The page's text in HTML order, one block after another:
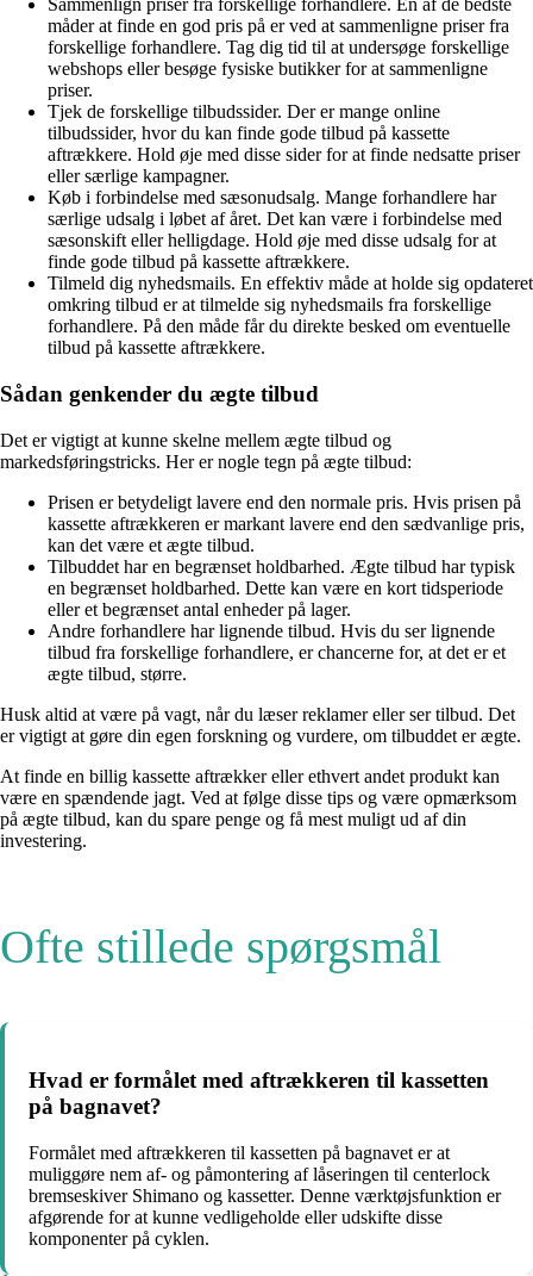
Sammenlign priser fra forskellige forhandlere. En af de bedste
måder at finde en god pris på er ved at sammenligne priser fra
forskellige forhandlere. Tag dig tid til at undersøge forskellige
webshops eller besøge fysiske butikker for at sammenligne
priser.
Tjek de forskellige tilbudssider. Der er mange online
tilbudssider, hvor du kan finde gode tilbud på kassette
aftrækkere. Hold øje med disse sider for at finde nedsatte priser
eller særlige kampagner.
Køb i forbindelse med sæsonudsalg. Mange forhandlere har
særlige udsalg i løbet af året. Det kan være i forbindelse med
sæsonskift eller helligdage. Hold øje med disse udsalg for at
finde gode tilbud på kassette aftrækkere.
Tilmeld dig nyhedsmails. En effektiv måde at holde sig opdateret
omkring tilbud er at tilmelde sig nyhedsmails fra forskellige
forhandlere. På den måde får du direkte besked om eventuelle
tilbud på kassette aftrækkere.
Sådan genkender du ægte tilbud
Det er vigtigt at kunne skelne mellem ægte tilbud og
markedsføringstricks. Her er nogle tegn på ægte tilbud:
Prisen er betydeligt lavere end den normale pris. Hvis prisen på
kassette aftrækkeren er markant lavere end den sædvanlige pris,
kan det være et ægte tilbud.
Tilbuddet har en begrænset holdbarhed. Ægte tilbud har typisk
en begrænset holdbarhed. Dette kan være en kort tidsperiode
eller et begrænset antal enheder på lager.
Andre forhandlere har lignende tilbud. Hvis du ser lignende
tilbud fra forskellige forhandlere, er chancerne for, at det er et
ægte tilbud, større.
Husk altid at være på vagt, når du læser reklamer eller ser tilbud. Det
er vigtigt at gøre din egen forskning og vurdere, om tilbuddet er ægte.
At finde en billig kassette aftrækker eller ethvert andet produkt kan
være en spændende jagt. Ved at følge disse tips og være opmærksom
på ægte tilbud, kan du spare penge og få mest muligt ud af din
investering.
Ofte stillede spørgsmål
Hvad er formålet med aftrækkeren til kassetten
på bagnavet?
Formålet med aftrækkeren til kassetten på bagnavet er at
muliggøre nem af- og påmontering af låseringen til centerlock
bremseskiver Shimano og kassetter. Denne værktøjsfunktion er
afgørende for at kunne vedligeholde eller udskifte disse
komponenter på cyklen.